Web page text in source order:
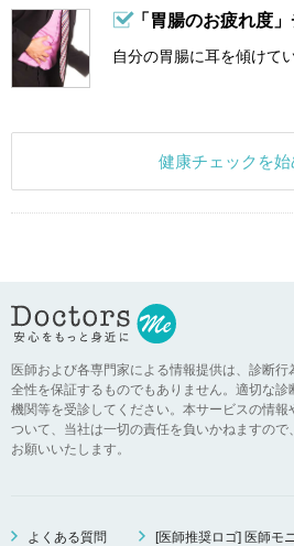
「胃腸のお疲れ度」
自分の胃腸に耳を傾けて
健康チェックを始
医師および各専門家による情報提供は、診断
全性を保証するものでもありません。適切な
機関等を受診してください。本サービスの情
ついて、当社は一切の責任を負いかねますので
お願いいたします。
よくある質問 [医師推奨ロゴ] 医師モ